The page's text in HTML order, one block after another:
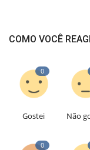
COMO VOCÊ
0
Gostei Não
0